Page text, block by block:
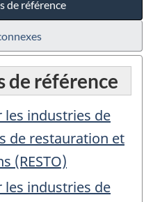
de référence
de référence
les industries de
de restauration et
(RESTO)
les industries de